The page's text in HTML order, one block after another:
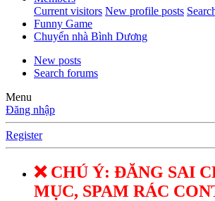
Current visitors New profile posts
Funny Game
Chuyển nhà Bình Dương
New posts
Search forums
Menu
Đăng nhập
Register
❌ CHÚ Ý: ĐĂNG SAI
MỤC, SPAM RÁC